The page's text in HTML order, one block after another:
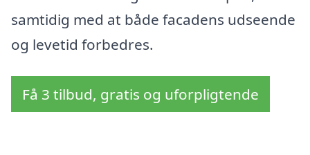
samtidig med at både facadens udseende
og levetid forbedres.
Få 3 tilbud, gratis og uforpligtende